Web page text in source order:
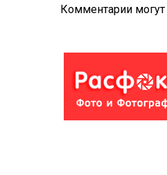
Комментарии